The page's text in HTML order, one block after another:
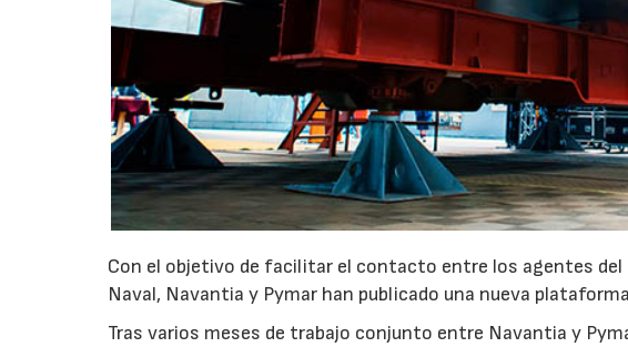
Con el objetivo de facilitar el contacto entre los agentes
Naval, Navantia y Pymar han publicado una nueva
Tras varios meses de trabajo conjunto entre Navantia y